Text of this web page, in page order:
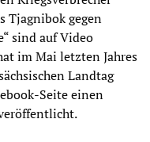
Tjagnibok gegen
sind auf Video
im Mai letzten Jahres
Landtag
Seite einen